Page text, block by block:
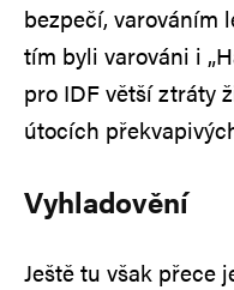
bezpečí, varováním
tím byli varováni i
pro IDF větší ztráty
útocích
Vyhladovění
Ještě tu však přece